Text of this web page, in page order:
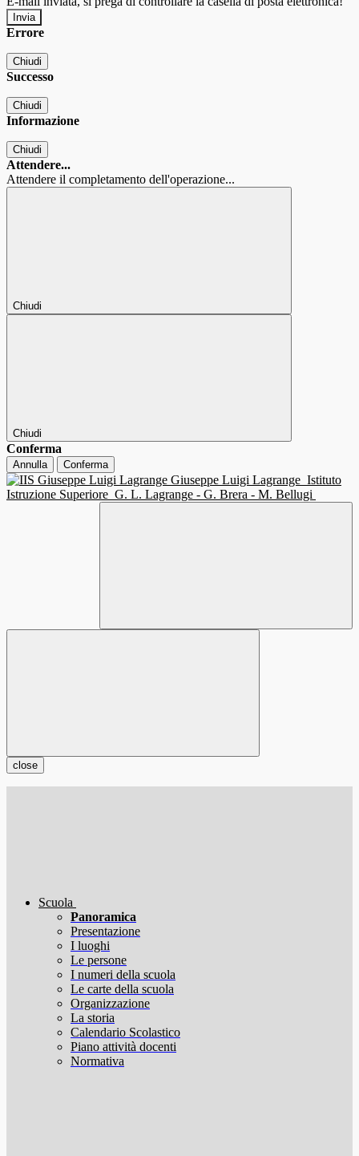
Errore
Chiudi
Successo
Chiudi
Informazione
Chiudi
Attendere...
Attendere il completamento dell'operazione...
Chiudi
Chiudi
Conferma
Annulla Conferma
Giuseppe Luigi Lagrange Istituto
Istruzione Superiore G. L. Lagrange - G. Brera - M. Bellugi
close
Scuola
Panoramica
Presentazione
I luoghi
Le persone
I numeri della scuola
Le carte della scuola
Organizzazione
La storia
Calendario Scolastico
Piano attività docenti
Normativa